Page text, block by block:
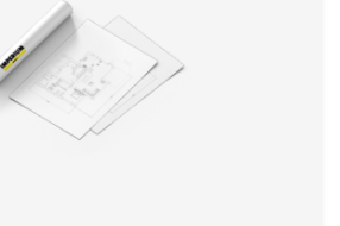
Консьерж служба
Видеонаблюдение
Закрытый внутренний двор